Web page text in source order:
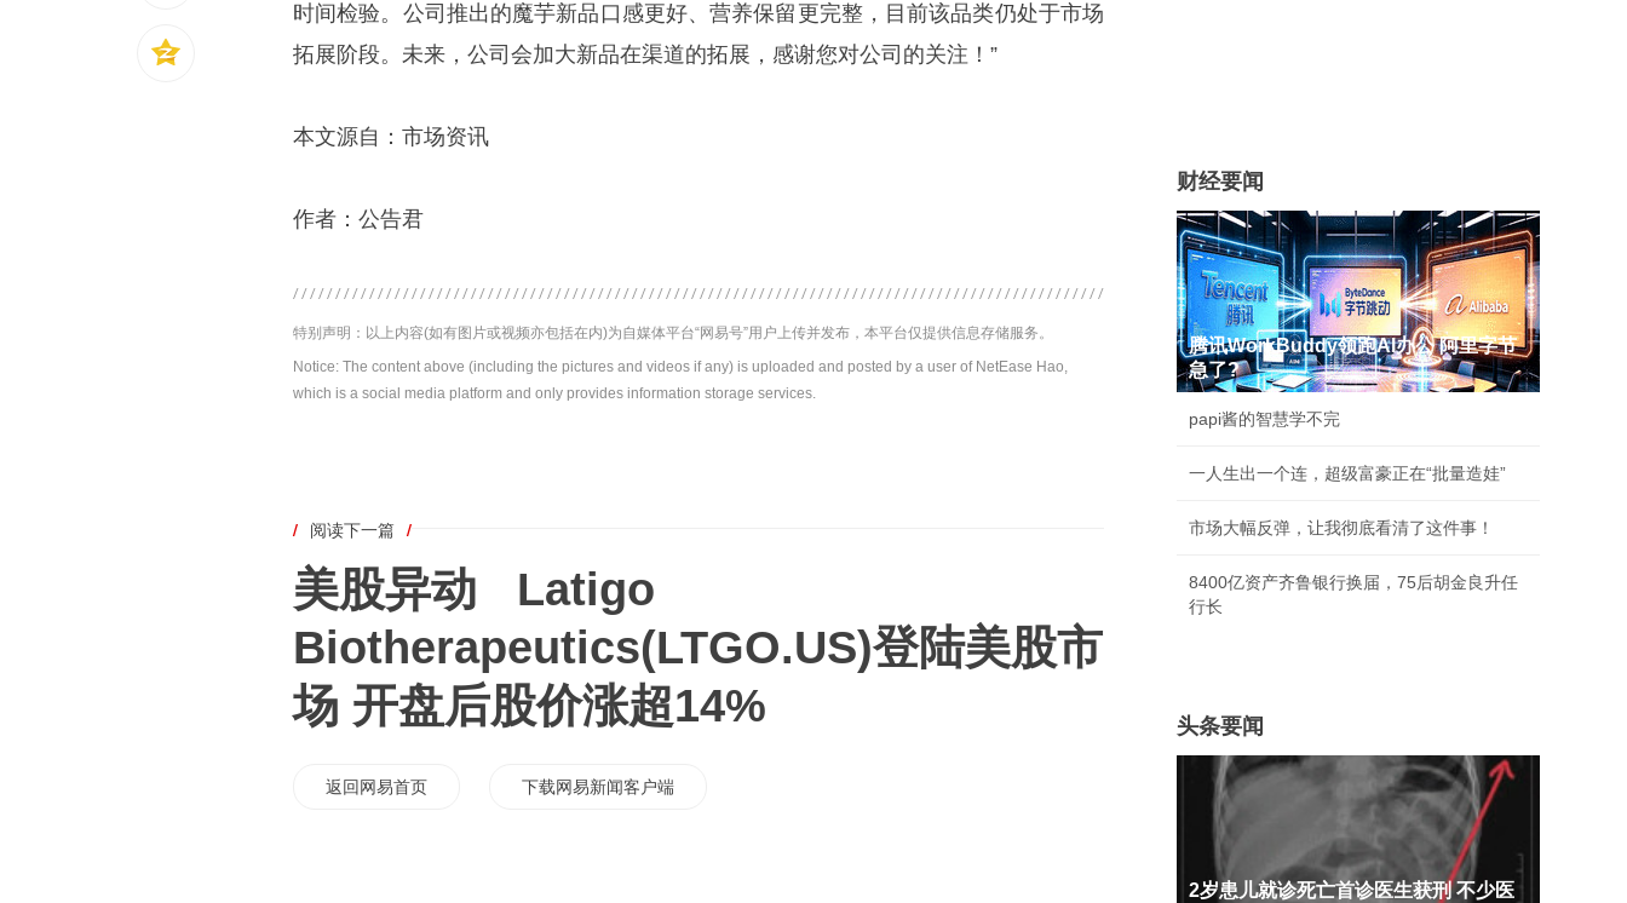
时间检验。公司推出的魔芋新品口感更好、营养保留更完整，目前该品类仍处于市场
拓展阶段。未来，公司会加大新品在渠道的拓展，感谢您对公司的关注！”
本文源自：市场资讯
作者：公告君
特别声明：以上内容(如有图片或视频亦包括在内)为自媒体平台“网易号”用户上传并发布，本平台仅提供信息存储服务。
Notice: The content above (including the pictures and videos if any) is uploaded and posted by a user of NetEase Hao,
which is a social media platform and only provides information storage services.
/ 阅读下一篇 /
美股异动 Latigo
Biotherapeutics(LTGO.US)登陆美股市
场 开盘后股价涨超14%
返回网易首页 下载网易新闻客户端
财经要闻
腾讯WorkBuddy领跑AI办公 阿里字节
急了?
papi酱的智慧学不完
一人生出一个连，超级富豪正在“批量造娃”
市场大幅反弹，让我彻底看清了这件事！
8400亿资产齐鲁银行换届，75后胡金良升任
行长
头条要闻
2岁患儿就诊死亡首诊医生获刑 不少医